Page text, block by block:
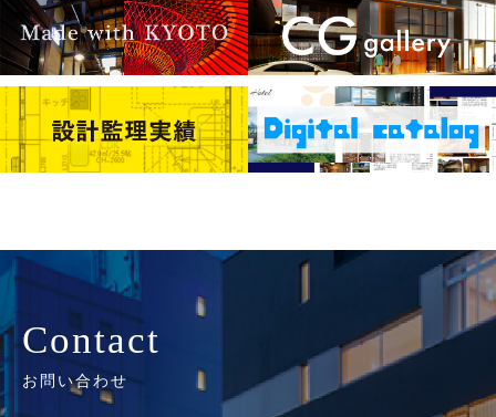
Contact
お問い合わせ